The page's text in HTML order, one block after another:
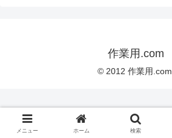
作業用.com
© 2012 作業用.com.
メニュー ホーム 検索